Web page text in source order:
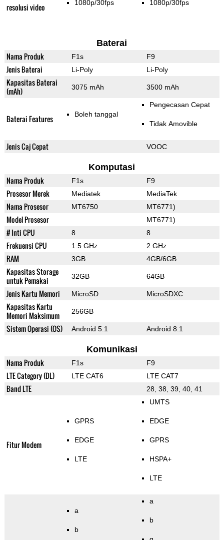
resolusi video 1080p/30fps 1080p/30fps
Baterai
Nama Produk F1s F9
Jenis Baterai Li-Poly Li-Poly
Kapasitas Baterai
(mAh)
3075 mAh 3500 mAh
Baterai Features Boleh tanggal
Pengecasan Cepat
Tidak Amovible
Jenis Caj Cepat VOOC
Komputasi
Nama Produk F1s F9
Prosesor Merek Mediatek MediaTek
Nama Prosesor MT6750 MT6771)
Model Prosesor MT6771)
# Inti CPU 8 8
Frekuensi CPU 1.5 GHz 2 GHz
RAM 3GB 4GB/6GB
Kapasitas Storage
untuk Pemakai
32GB 64GB
Jenis Kartu Memori MicroSD MicroSDXC
Kapasitas Kartu
Memori Maksimum
256GB
Sistem Operasi (OS) Android 5.1 Android 8.1
Komunikasi
Nama Produk F1s F9
LTE Category (DL) LTE CAT6 LTE CAT7
Band LTE 28, 38, 39, 40, 41
Fitur Modem
GPRS
EDGE
LTE
UMTS
EDGE
GPRS
HSPA+
LTE
a
b
a
b